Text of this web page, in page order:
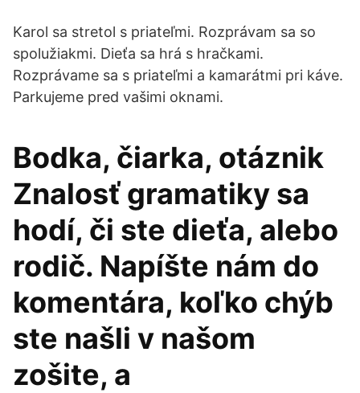
Karol sa stretol s priateľmi. Rozprávam sa so
spolužiakmi. Dieťa sa hrá s hračkami.
Rozprávame sa s priateľmi a kamarátmi pri káve.
Parkujeme pred vašimi oknami.
Bodka, čiarka, otáznik
Znalosť gramatiky sa
hodí, či ste dieťa, alebo
rodič. Napíšte nám do
komentára, koľko chýb
ste našli v našom
zošite, a